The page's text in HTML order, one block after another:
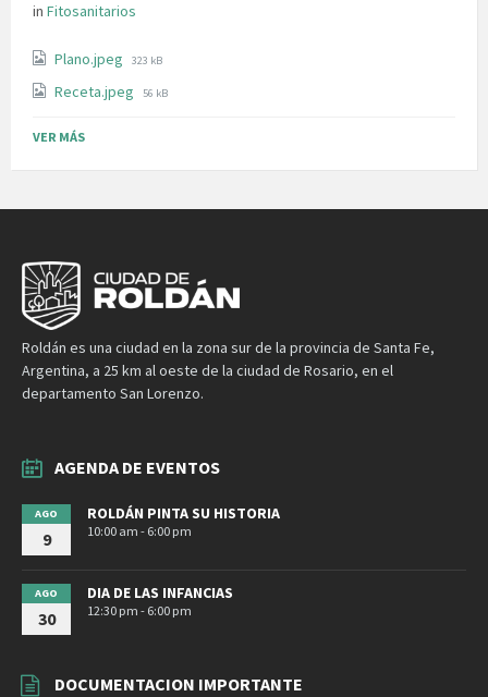
in Fitosanitarios
Plano.jpeg File
323 kB
Receta.jpeg File
56 kB
VER MÁS
Roldán es una ciudad en la zona sur de la provincia de Santa Fe,
Argentina, a 25 km al oeste de la ciudad de Rosario, en el
departamento San Lorenzo.
AGENDA DE EVENTOS
AGO
9
ROLDÁN PINTA SU HISTORIA
10:00 am - 6:00 pm
AGO
30
DIA DE LAS INFANCIAS
12:30 pm - 6:00 pm
DOCUMENTACION IMPORTANTE